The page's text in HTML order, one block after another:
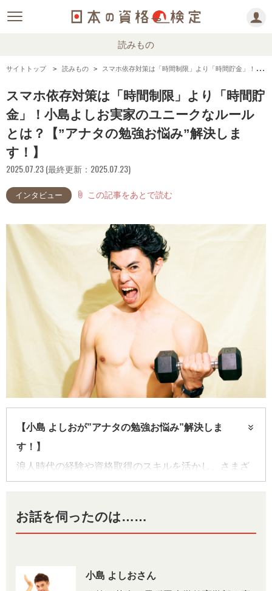
読みもの
サイトトップ 読みもの スマホ依存対策は「時間制限」より「時間貯金」！小島よしお実家のユニークなルールとは？【”アナタの勉強お悩み”解決します！】
スマホ依存対策は「時間制限」より「時間貯
金」！小島よしお実家のユニークなルール
とは？【”アナタの勉強お悩み”解決しま
す！】
2025.07.23 (最終更新：2025.07.23)
インタビュー attach_file この記事をあとで読む
【小島 よしおが”アナタの勉強お悩み”解決しま
す！】
浪人時代の経験や資格取得のスキルを活かし、さまざ
た“勉強のお悩み”に、小島 よしおさんがお答えしま
お話を伺ったのは……
小島 よしおさん